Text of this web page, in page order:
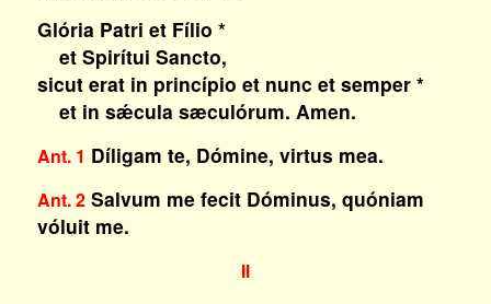
Glória Patri et Fílio *
et Spirítui Sancto,
sicut erat in princípio et nunc et semper *
et in sǽcula sæculórum. Amen.
Ant. 1 Díligam te, Dómine, virtus mea.
Ant. 2Salvum me fecit Dóminus, quóniam
vóluit me.
II